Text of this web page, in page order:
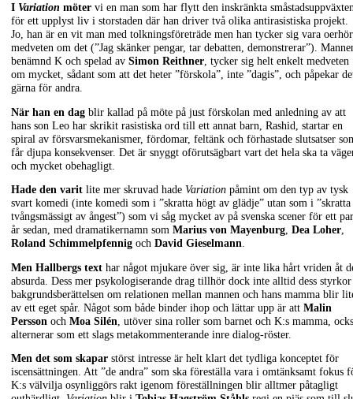
I Variation möter vi en man som har flytt den inskränkta
för ett upplyst liv i storstaden där han driver två olika antirasistiska projekt.
Jo, han är en vit man med tolkningsföreträde men han tycker sig vara
medveten om det (”Jag skänker pengar, tar debatten, demonstrerar”).
benämnd K och spelad av Simon Reithner, tycker sig helt enkelt medveten
om mycket, sådant som att det heter ”förskola”, inte ”dagis”, och påpekar
gärna för andra.
När han en dag blir kallad på möte på just förskolan med anledning av att
hans son Leo har skrikit rasistiska ord till ett annat barn, Rashid, startar en
spiral av försvarsmekanismer, fördomar, feltänk och förhastade slutsatser
får djupa konsekvenser. Det är snyggt oförutsägbart vart det hela ska ta
och mycket obehagligt.
Hade den varit lite mer skruvad hade Variation påmint om den typ av tysk
svart komedi (inte komedi som i ”skratta högt av glädje” utan som i ”skratta
tvångsmässigt av ångest”) som vi såg mycket av på svenska scener för ett par
år sedan, med dramatikernamn som Marius von Mayenburg, Dea Loher,
Roland Schimmelpfennig och David Gieselmann.
Men Hallbergs text har något mjukare över sig, är inte lika hårt vriden åt
absurda. Dess mer psykologiserande drag tillhör dock inte alltid dess
bakgrundsberättelsen om relationen mellan mannen och hans mamma blir
av ett eget spår. Något som både binder ihop och lättar upp är att Malin
Persson och Moa Silén , utöver sina roller som barnet och K:s mamma,
alternerar som ett slags metakommenterande inre dialog-röster.
Men det som skapar störst intresse är helt klart det tydliga konceptet för
iscensättningen. Att ”de andra” som ska föreställa vara i omtänksamt fokus
K:s välvilja osynliggörs rakt igenom föreställningen blir alltmer påtagligt